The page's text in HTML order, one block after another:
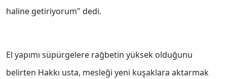
haline getiriyorum" dedi.
El yapımı süpürgelere rağbetin yüksek olduğunu
belirten Hakkı usta, mesleği yeni kuşaklara aktarmak